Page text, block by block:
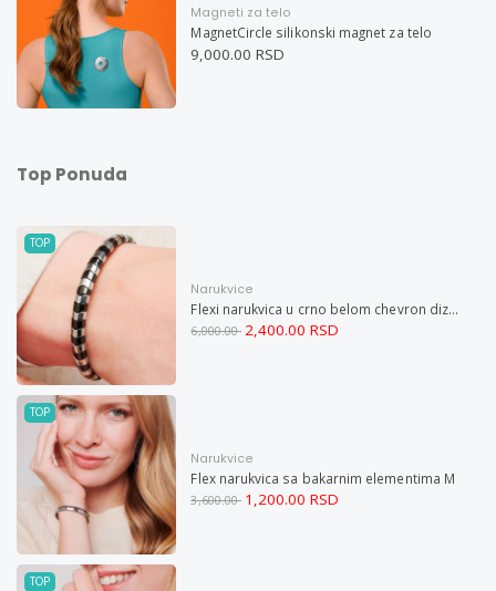
Magneti za telo
MagnetCircle silikonski magnet za telo
9,000.00 RSD
Top Ponuda
TOP
Narukvice
Flexi narukvica u crno belom chevron dizajnu M
6,000.00 2,400.00 RSD
TOP
Narukvice
Flex narukvica sa bakarnim elementima M
3,600.00 1,200.00 RSD
TOP